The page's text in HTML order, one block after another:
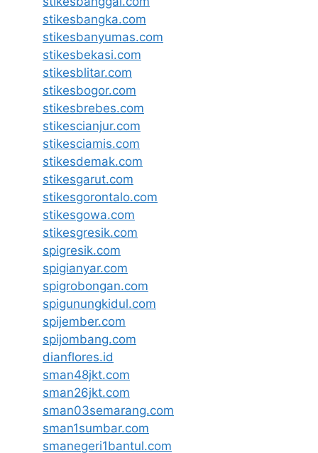
stikesbangka.com
stikesbanyumas.com
stikesbekasi.com
stikesblitar.com
stikesbogor.com
stikesbrebes.com
stikescianjur.com
stikesciamis.com
stikesdemak.com
stikesgarut.com
stikesgorontalo.com
stikesgowa.com
stikesgresik.com
spigresik.com
spigianyar.com
spigrobongan.com
spigunungkidul.com
spijember.com
spijombang.com
dianflores.id
sman48jkt.com
sman26jkt.com
sman03semarang.com
sman1sumbar.com
smanegeri1bantul.com